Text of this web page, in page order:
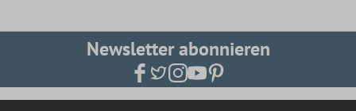
Newsletter abonnieren